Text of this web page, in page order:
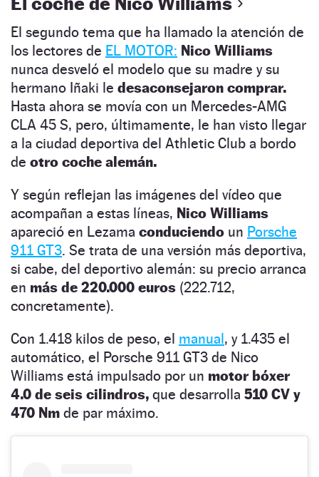
El segundo tema que ha llamado la atención de
los lectores de EL MOTOR: Nico Williams
nunca desveló el modelo que su madre y su
hermano Iñaki le desaconsejaron comprar.
Hasta ahora se movía con un Mercedes-AMG
CLA 45 S, pero, últimamente, le han visto llegar
a la ciudad deportiva del Athletic Club a bordo
de otro coche alemán.
Y según reflejan las imágenes del vídeo que
acompañan a estas líneas, Nico Williams
apareció en Lezama conduciendo un Porsche
911 GT3. Se trata de una versión más deportiva,
si cabe, del deportivo alemán: su precio arranca
en más de 220.000 euros (222.712,
concretamente).
Con 1.418 kilos de peso, el manual, y 1.435 el
automático, el Porsche 911 GT3 de Nico
Williams está impulsado por un motor bóxer
4.0 de seis cilindros, que desarrolla 510 CV y
470 Nm de par máximo.